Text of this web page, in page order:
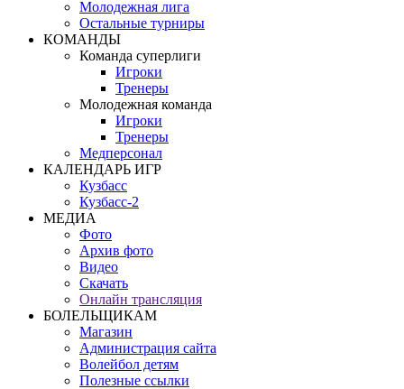
Молодежная лига
Остальные турниры
КОМАНДЫ
Команда суперлиги
Игроки
Тренеры
Молодежная команда
Игроки
Тренеры
Медперсонал
КАЛЕНДАРЬ ИГР
Кузбасс
Кузбасс-2
МЕДИА
Фото
Архив фото
Видео
Скачать
Онлайн трансляция
БОЛЕЛЬЩИКАМ
Магазин
Администрация сайта
Волейбол детям
Полезные ссылки